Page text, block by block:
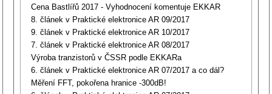
Cena Bastlířů 2017 - Vyhodnocení komentuje EKKAR
8. článek v Praktické elektronice AR 09/2017
9. článek v Praktické elektronice AR 10/2017
7. článek v Praktické elektronice AR 08/2017
Výroba tranzistorů v ČSSR podle EKKARa
6. článek v Praktické elektronice AR 07/2017 a co dál?
Měření FFT, pokořena hranice -300dB!